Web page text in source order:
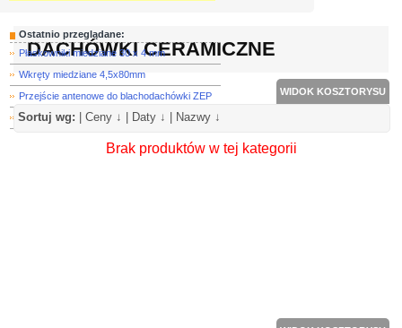
Ostatnio przeglądane:
Płaskowniki miedziane 30 x 4 mm
Wkręty miedziane 4,5x80mm
Przejście antenowe do blachodachówki ZEP
Hak miedziany połaciowy do rynny 150 mm
DACHÓWKI CERAMICZNE
WIDOK KOSZTORYSU
Sortuj wg: |Ceny ↓ Daty ↓ Nazwy ↓
Brak produktów w tej kategorii